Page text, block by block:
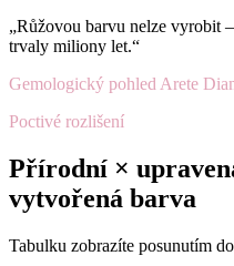
„Růžovou barvu nelze vyrobit
trvaly miliony let.“
Gemologický pohled Arete
Poctivé rozlišení
Přírodní ×
vytvořená barva
Tabulku zobrazíte posunutím